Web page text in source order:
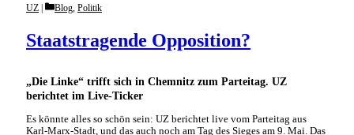
„Die Linke“ trifft sich in Chemnitz zum Parteitag. UZ
berichtet im Live-Ticker
Staatstragende Opposition?
UZ Categories
Blog, Politik
Es könnte alles so schön sein: UZ berichtet live vom Parteitag aus
Karl-Marx-Stadt, und das auch noch am Tag des Sieges am 9. Mai. Das